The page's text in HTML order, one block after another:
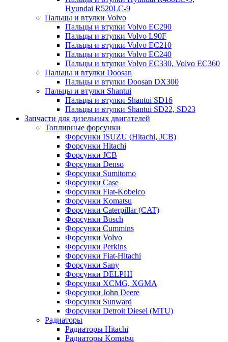
Hyundai R520LC-9
Пальцы и втулки Volvo
Пальцы и втулки Volvo EC290
Пальцы и втулки Volvo L90F
Пальцы и втулки Volvo EC210
Пальцы и втулки Volvo EC240
Пальцы и втулки Volvo EC330, Volvo EC360
Пальцы и втулки Doosan
Пальцы и втулки Doosan DX300
Пальцы и втулки Shantui
Пальцы и втулки Shantui SD16
Пальцы и втулки Shantui SD22, SD23
Запчасти для дизельных двигателей
Топливные форсунки
Форсунки ISUZU (Hitachi, JCB)
Форсунки Hitachi
Форсунки JCB
Форсунки Denso
Форсунки Sumitomo
Форсунки Case
Форсунки Fiat-Kobelco
Форсунки Komatsu
Форсунки Caterpillar (CAT)
Форсунки Bosch
Форсунки Cummins
Форсунки Volvo
Форсунки Perkins
Форсунки Fiat-Hitachi
Форсунки Sany
Форсунки DELPHI
Форсунки XCMG, XGMA
Форсунки John Deere
Форсунки Sunward
Форсунки Detroit Diesel (MTU)
Радиаторы
Радиаторы Hitachi
Радиаторы Komatsu